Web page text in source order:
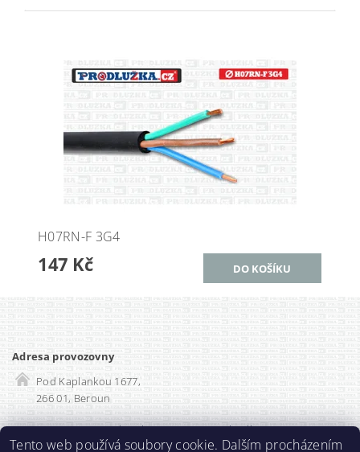
H07RN-F 3G4
147 Kč
Adresa provozovny
Pod Kaplankou 1677,
266 01, Beroun
Rozvadec-shop.cz | SEO optimalizace
Tento web používá soubory cookie. Dalším procházením